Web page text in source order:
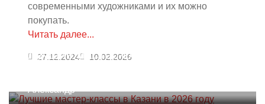
современными художниками и их можно
покупать.
Читать далее...
27.12.2024 10.02.2026
Лучшие мастер-классы в Казани в
Александр